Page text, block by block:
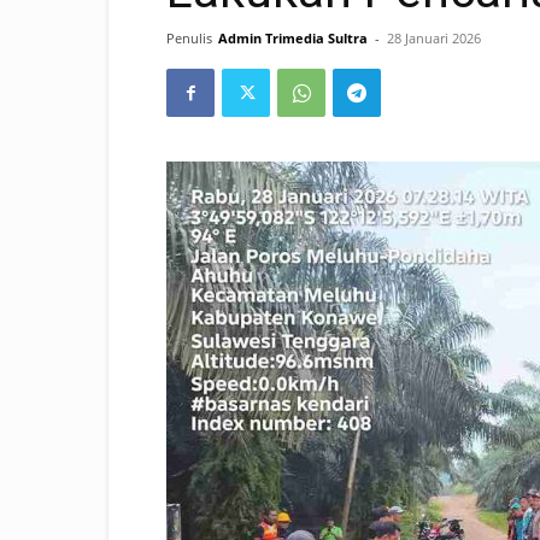
Penulis Admin Trimedia Sultra - 28 Januari 2026